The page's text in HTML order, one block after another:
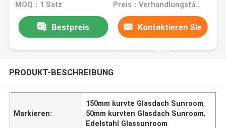
MOQ：1 Satz Preis：Verhandlungsfähig
Bestpreis Kontaktieren Sie
uns
PRODUKT-BESCHREIBUNG
Markieren:
150mm kurvte Glasdach Sunroom,
50mm kurvten Glasdach Sunroom,
Edelstahl Glassunroom